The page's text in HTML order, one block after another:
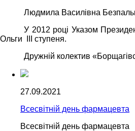
Людмила Василівна
У 2012 році Указом
Ольги III ступеня.
Дружній колектив
27.09.2021
Всесвітній день фармацевта
Всесвітній день фармацевта